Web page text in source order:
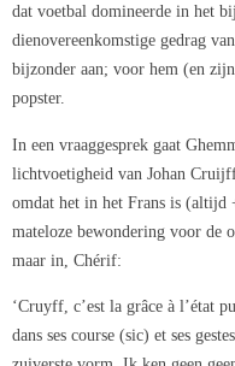
dat voetbal domineerde in het
dienovereenkomstige gedrag
bijzonder aan; voor hem (en
popster.
In een vraaggesprek gaat
lichtvoetigheid van Johan
omdat het in het Frans is
mateloze bewondering voor
maar in, Chérif:
‘Cruyff, c’est la grâce à l’état
dans ses course (sic) et ses